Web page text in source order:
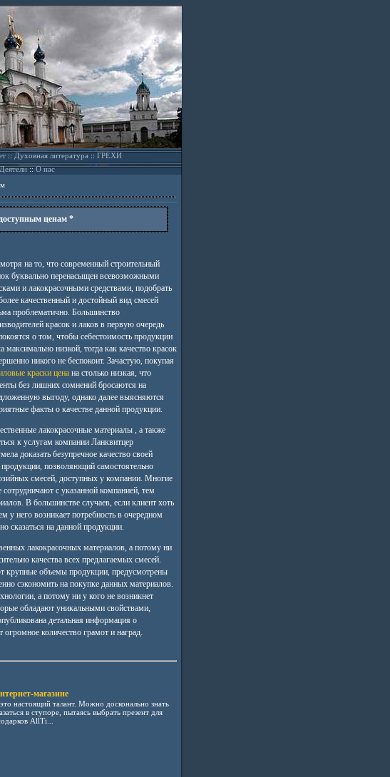
::Духовная литература::ГРЕХИ
::О нас
ценам *
на то, что современный строительный
буквально перенасыщен всевозможными
и лакокрасочными средствами, подобрать
качественный и достойный вид смесей
проблематично. Большинство
красок и лаков в первую очередь
о том, чтобы себестоимость продукции
максимально низкой, тогда как качество красок
никого не беспокоит. Зачастую, покупая
краски ценана столько низкая, что
без лишних сомнений бросаются на
выгоду, однако далее выясняются
факты о качестве данной продукции.
лакокрасочные материалы , а также
к услугам компании Ланквитцер
доказать безупречное качество своей
продукции, позволяющий самостоятельно
смесей, доступных у компании. Многие
с указанной компанией, тем
В большинстве случаев, если клиент хоть
него возникает потребность в очередном
сказаться на данной продукции.
лакокрасочных материалов, а потому ни
качества всех предлагаемых смесей.
крупные объемы продукции, предусмотрены
сэкономить на покупке данных материалов.
а потому ни у кого не возникнет
обладают уникальными свойствами,
детальная информация о
количество грамот и наград.
магазине
настоящий талант. Можно досконально знать
в ступоре, пытаясь выбрать презент для
AllTi...